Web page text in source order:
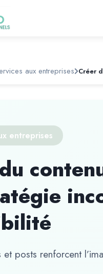
aux entreprises
entreprises
posts renforcent